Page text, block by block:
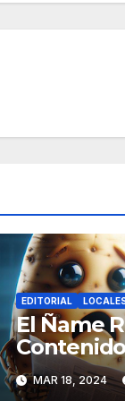
EDITORIAL
El Ñame
Artificial
MAR 18, 2024